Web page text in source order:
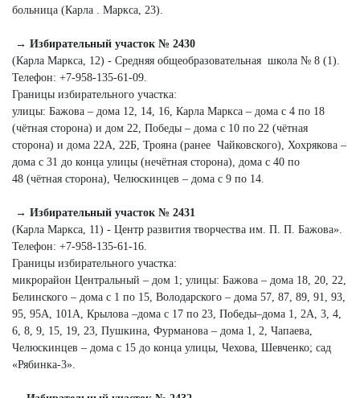
больница (Карла . Маркса, 23).
→ Избирательный участок № 2430
(Карла Маркса, 12) - Средняя общеобразовательная школа № 8 (1).
Телефон: +7‑958‑135‑61‑09.
Границы избирательного участка:
улицы: Бажова – дома 12, 14, 16, Карла Маркса – дома с 4 по 18
(чётная сторона) и дом 22, Победы – дома с 10 по 22 (чётная
сторона) и дома 22А, 22Б, Трояна (ранее Чайковского), Хохрякова –
дома с 31 до конца улицы (нечётная сторона), дома с 40 по
48 (чётная сторона), Челюскинцев – дома с 9 по 14.
→ Избирательный участок № 2431
(Карла Маркса, 11) - Центр развития творчества им. П. П. Бажова».
Телефон: +7‑958‑135‑61‑16.
Границы избирательного участка:
микрорайон Центральный – дом 1; улицы: Бажова – дома 18, 20, 22,
Белинского – дома с 1 по 15, Володарского – дома 57, 87, 89, 91, 93,
95, 95А, 101А, Крылова –дома с 17 по 23, Победы–дома 1, 2А, 3, 4,
6, 8, 9, 15, 19, 23, Пушкина, Фурманова – дома 1, 2, Чапаева,
Челюскинцев – дома с 15 до конца улицы, Чехова, Шевченко; сад
«Рябинка‑3».